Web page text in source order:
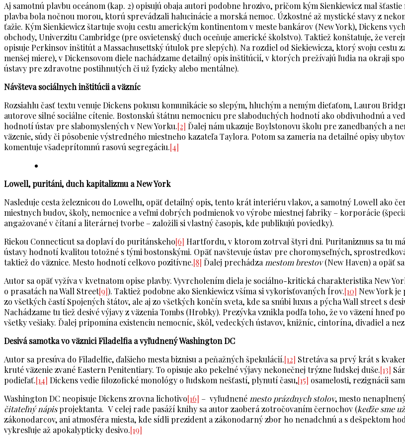
Aj samotnú plavbu oceánom (kap. 2) opisujú obaja autori podobne hrozivo, pričom kým Sienkiewicz mal
plavba bola nočnou morou, ktorú sprevádzali halucinácie a morská nemoc. Úzkostné až mystické stavy z
ťažie. Kým Sienkiewicz štartuje svoju cestu americkým kontinentom v meste bankárov (New York), Dickens
obchody, Univerzitu Cambridge (pre osvietenský duch oceňuje americké školstvo). Taktiež konštatuje, že
opisuje Perkinsov inštitút a Massachusettský útulok pre slepých). Na rozdiel od Siekiewicza, ktorý svoju cestu
menšej miere), v Dickensovom diele nachádzame detailný opis inštitúcií, v ktorých prežívajú ľudia na okraji
ústavy pre zdravotne postihnutých či už fyzicky alebo mentálne).
Návšteva sociálnych inštitúcii a väzníc
Rozsiahlu časť textu venuje Dickens pokusu komunikácie so slepým, hluchým a nemým dieťaťom, Laurou
autorove silné sociálne cítenie. Bostonskú štátnu nemocnicu pre slaboduchých hodnotí ako obdivuhodnú a
hodnotí ústav pre slabomyslených v New Yorku.[2] Ďalej nám ukazuje Boylstonovu školu pre zanedbaných a
väzenie, súdy či pôsobenie výstredného miestneho kazateľa Taylora. Potom sa zameria na detailné opisy
komentuje všadeprítomnú rasovú segregáciu.[4]
Lowell, puritáni, duch kapitalizmu a New York
Nasleduje cesta železnicou do Lowellu, opäť detailný opis, tento krát interiéru vlakov, a samotný Lowell ako
miestnych budov, školy, nemocnice a veľmi dobrých podmienok vo výrobe miestnej fabriky – korporácie
angažované v čítaní a literárnej tvorbe – založili si vlastný časopis, kde publikujú poviedky).
Riekou Connecticut sa doplaví do puritánskeho[6] Hartfordu, v ktorom zotrval štyri dni. Puritanizmus sa tu
ústavy hodnotí kvalitou totožné s tými bostonskými. Opäť navštevuje ústav pre choromyseľných,
taktiež do väznice. Mesto hodnotí celkovo pozitívne.[8] Ďalej prechádza mestom brestov(New Haven) a opäť
Autor sa opäť vyžíva v kvetnatom opise plavby. Vyvrcholením diela je sociálno-kritická charakteristika New
o prasatách na Wall Street[9]). Taktiež podobne ako Sienkiewicz všíma si vykorisťovaných Írov.[10] New York
zo všetkých častí Spojených štátov, ale aj zo všetkých končín sveta, kde sa snúbi luxus a pýcha Wall street s
Nachádzame tu tiež desivé výjavy z väzenia Tombs (Hrobky). Prezývka vznikla podľa toho, že vo väzení
všetky vešiaky. Ďalej pripomína existenciu nemocníc, škôl, vedeckých ústavov, knižníc, cintorína, divadiel a
Desivá samotka vo väznici Filadelfia a vyľudnený Washington DC
Autor sa presúva do Filadelfie, ďalšieho mesta biznisu a peňažných špekulácií.[12] Stretáva sa prvý krát s
kruté väzenie zvané Eastern Penitentiary. To opisuje ako pekelné výjavy nekonečnej trýzne ľudskej duše.[13]
podieľať.[14] Dickens vedie filozofické monológy o ľudskom nešťastí, plynutí času,[15] osamelosti, rezignácii
Washington DC neopisuje Dickens zrovna lichotivo[16] – vyľudnené mesto prázdnych stolov, mesto
čitateľný nápisprojektanta. V celej rade pasáží knihy sa autor zaoberá zotročovaním černochov (keďže sme
zákonodarcov, ani atmosféra miesta, kde sídli prezident a zákonodarný zbor ho nenadchnú a s dešpektom
vykresľuje až apokalypticky desivo.[19]